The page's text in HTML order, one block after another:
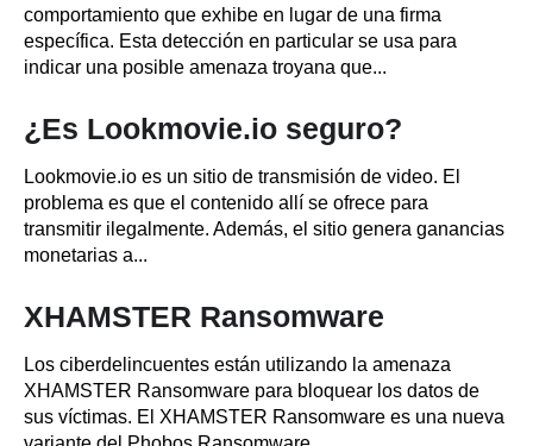
comportamiento que exhibe en lugar de una firma
específica. Esta detección en particular se usa para
indicar una posible amenaza troyana que...
¿Es Lookmovie.io seguro?
Lookmovie.io es un sitio de transmisión de video. El
problema es que el contenido allí se ofrece para
transmitir ilegalmente. Además, el sitio genera ganancias
monetarias a...
XHAMSTER Ransomware
Los ciberdelincuentes están utilizando la amenaza
XHAMSTER Ransomware para bloquear los datos de
sus víctimas. El XHAMSTER Ransomware es una nueva